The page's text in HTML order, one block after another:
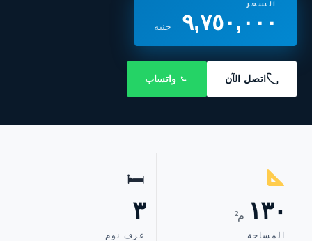
السعر
٩,٧٥٠,٠٠٠ جنيه
اتصل الآن واتساب
١٣٠ م²
المساحة
🛏
٣
غرف نوم